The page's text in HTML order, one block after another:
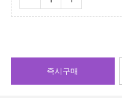
즉시구매